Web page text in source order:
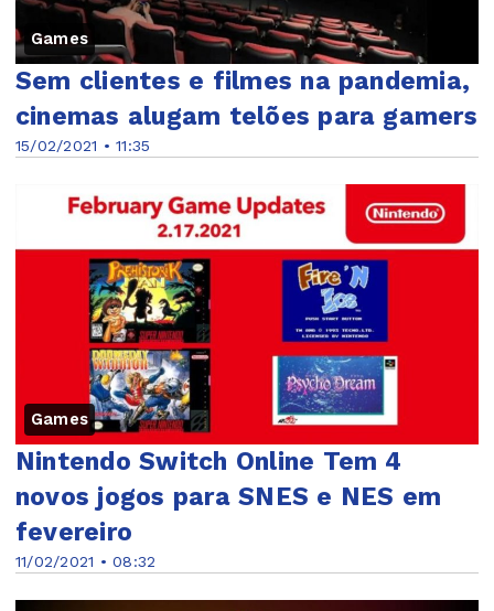
Games
15/02/2021 • 11:35
Sem clientes e filmes na pandemia,
cinemas alugam telões para gamers
Games
11/02/2021 • 08:32
Nintendo Switch Online Tem 4
novos jogos para SNES e NES em
fevereiro